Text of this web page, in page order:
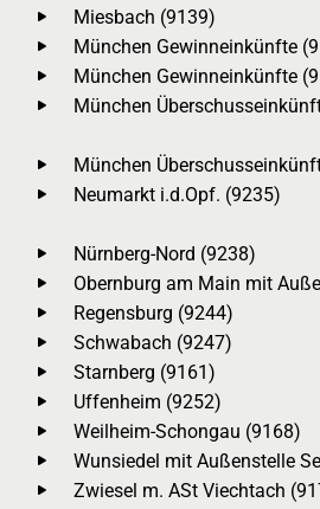
Miesbach (9139)
München Gewinneinkünfte
München Gewinneinkünfte
München
München
Neumarkt i.d.Opf. (9235)
Nürnberg-Nord (9238)
Obernburg am Main mit
Regensburg (9244)
Schwabach (9247)
Starnberg (9161)
Uffenheim (9252)
Weilheim-Schongau (9168)
Wunsiedel mit Außenstelle
Zwiesel m. ASt Viechtach